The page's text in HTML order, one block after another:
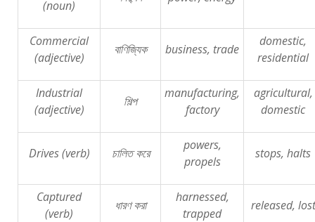
(noun)
Commercial
(adjective)
বাণিজ্যিক business, trade
domestic,
residential
Industrial
(adjective)
শিল্প
manufacturing,
factory
agricultural,
domestic
Drives (verb) চালিত করে
powers,
propels
stops, halts
Captured
(verb)
ধারণ করা
harnessed,
trapped
released, lost